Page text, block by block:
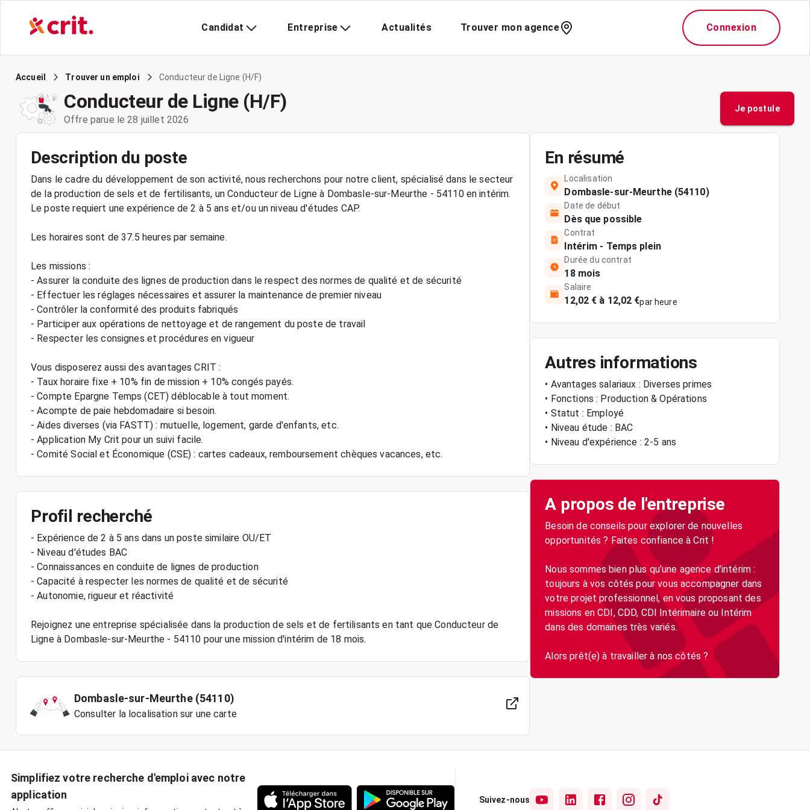
Candidat Entreprise Actualités Trouver mon agence Connexion
Accueil Trouver un emploi Conducteur de Ligne (H/F)
Conducteur de Ligne (H/F)
Offre parue le 28 juillet 2026
Je postule
Description du poste
Dans le cadre du développement de son activité, nous recherchons pour notre client, spécialisé dans le secteur
de la production de sels et de fertilisants, un Conducteur de Ligne à Dombasle-sur-Meurthe - 54110 en intérim.
Le poste requiert une expérience de 2 à 5 ans et/ou un niveau d'études CAP.
Les horaires sont de 37.5 heures par semaine.
Les missions :
- Assurer la conduite des lignes de production dans le respect des normes de qualité et de sécurité
- Effectuer les réglages nécessaires et assurer la maintenance de premier niveau
- Contrôler la conformité des produits fabriqués
- Participer aux opérations de nettoyage et de rangement du poste de travail
- Respecter les consignes et procédures en vigueur
Vous disposerez aussi des avantages CRIT :
- Taux horaire fixe + 10% fin de mission + 10% congés payés.
- Compte Epargne Temps (CET) déblocable à tout moment.
- Acompte de paie hebdomadaire si besoin.
- Aides diverses (via FASTT) : mutuelle, logement, garde d'enfants, etc.
- Application My Crit pour un suivi facile.
Profil recherché
- Expérience de 2 à 5 ans dans un poste similaire OU/ET
- Niveau d'études BAC
- Connaissances en conduite de lignes de production
- Capacité à respecter les normes de qualité et de sécurité
- Autonomie, rigueur et réactivité
Rejoignez une entreprise spécialisée dans la production de sels et de fertilisants en tant que Conducteur de
Dombasle-sur-Meurthe (54110)
Consulter la localisation sur une carte
En résumé
Localisation
Dombasle-sur-Meurthe (54110)
Date de début
Dès que possible
Contrat
Intérim - Temps plein
Durée du contrat
18 mois
Salaire
12,02 € à 12,02 €par heure
Autres informations
• Avantages salariaux : Diverses primes
• Fonctions : Production & Opérations
• Statut : Employé
• Niveau étude : BAC
• Niveau d'expérience : 2-5 ans
A propos de l'entreprise
Besoin de conseils pour explorer de nouvelles
opportunités ? Faites confiance à Crit !
Nous sommes bien plus qu’une agence d’intérim :
toujours à vos côtés pour vous accompagner dans
votre projet professionnel, en vous proposant des
missions en CDI, CDD, CDI Intérimaire ou Intérim
dans des domaines très variés.
Simplifiez votre recherche d'emploi avec notre
application
Suivez-nous